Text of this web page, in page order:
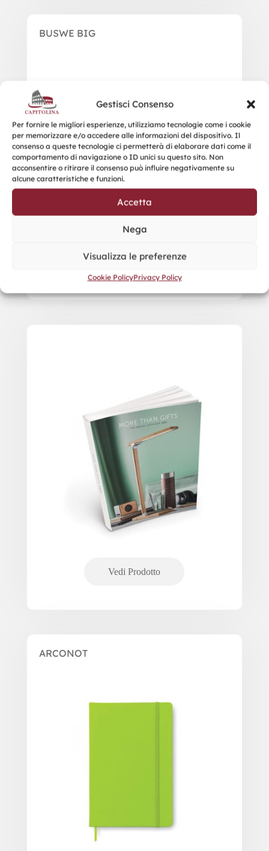
Gestisci Consenso
Per fornire le migliori esperienze, utilizziamo tecnologie come i cookie
per memorizzare e/o accedere alle informazioni del dispositivo. Il
consenso a queste tecnologie ci permetterà di elaborare dati come il
comportamento di navigazione o ID unici su questo sito. Non
acconsentire o ritirare il consenso può influire negativamente su
alcune caratteristiche e funzioni.
Accetta
Nega
Visualizza le preferenze
Cookie PolicyPrivacy Policy
BUSWE BIG
ARCONOT